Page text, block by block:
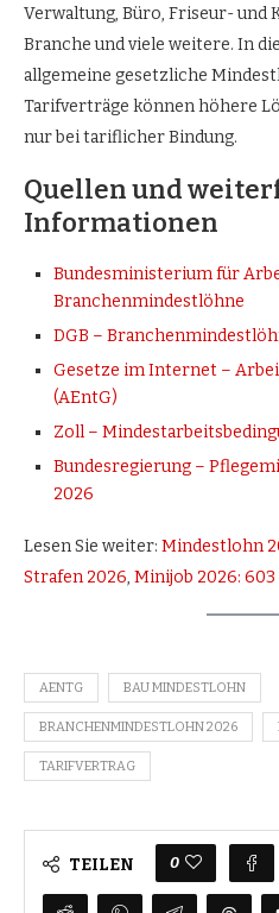
Verwaltung, Büro, Friseur- und
Branche und viele weitere. In
allgemeine gesetzliche
Tarifverträge können höhere
nur bei tariflicher Bindung.
Quellen und
Informationen
Bundesministerium für
Branchenmindestlöhne
DGB –
Gesetze im Internet –
(AEntG)
Zoll –
Bundesregierung –
2026
Lesen Sie weiter: Mindestlohn
Strafen 2026, Minijob 2026: 603
AENTG BAU MINDESTLOHN
BRANCHENMINDESTLOHN 2026
TARIFVERTRAG
TEILEN 0